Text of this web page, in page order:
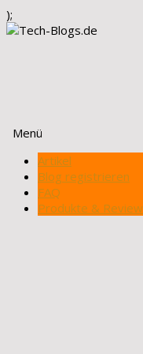
);
Menü
Zum
Inhalt
springen
Artikel
Blog registrieren
FAQ
Produkte & Review